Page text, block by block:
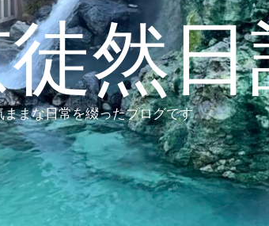
然
ままな日常を綴ったブログです